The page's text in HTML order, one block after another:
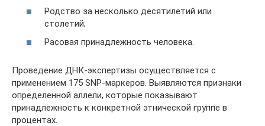
Родство за несколько десятилетий или
столетий;
Расовая принадлежность человека.
Проведение ДНК-экспертизы осуществляется с
применением 175 SNP-маркеров. Выявляются признаки
определенной аллели, которые показывают
принадлежность к конкретной этнической группе в
процентах.